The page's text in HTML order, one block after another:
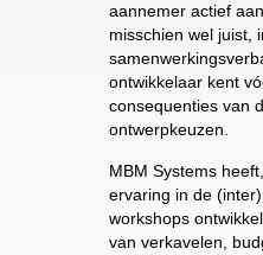
aannemer actief
misschien wel juist,
ontwikkelaar kent
consequenties van
ontwerpkeuzen.
MBM Systems
ervaring in de
workshops
van verkavelen,